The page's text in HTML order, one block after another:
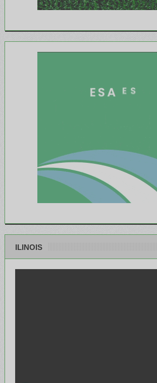
ILINOIS